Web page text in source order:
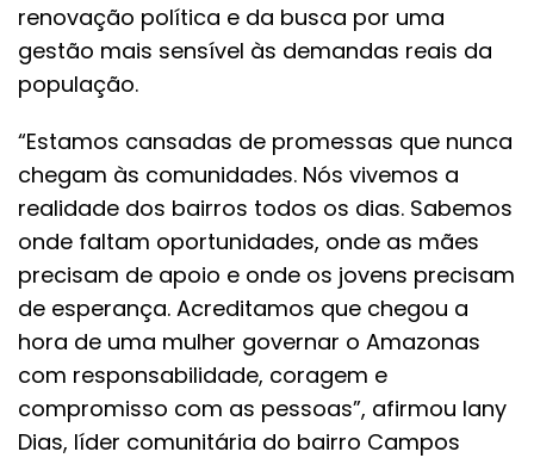
renovação política e da busca por uma
gestão mais sensível às demandas reais da
população.
“Estamos cansadas de promessas que nunca
chegam às comunidades. Nós vivemos a
realidade dos bairros todos os dias. Sabemos
onde faltam oportunidades, onde as mães
precisam de apoio e onde os jovens precisam
de esperança. Acreditamos que chegou a
hora de uma mulher governar o Amazonas
com responsabilidade, coragem e
compromisso com as pessoas”, afirmou Iany
Dias, líder comunitária do bairro Campos